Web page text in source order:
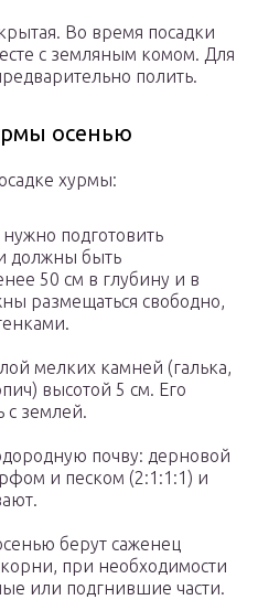
Во время посадки
с земляным комом. Для
полить.
осенью
хурмы:
подготовить
должны быть
50 см в глубину и в
размещаться свободно,
мелких камней (галька,
высотой 5 см. Его
с землей.
почву: дерновой
и песком (2:1:1:1) и
берут саженец
при необходимости
или подгнившие части.